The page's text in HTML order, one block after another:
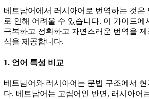
베트남어에서 러시아어로 번역하는 것은
로 인해 어려울 수 있습니다. 이 가이드에
극복하고 정확하고 자연스러운 번역을 제
식을 제공합니다.
1. 언어 특성 비교
베트남어와 러시아어는 문법 구조에서 현
다. 베트남어는 고립어인 반면, 러시아어